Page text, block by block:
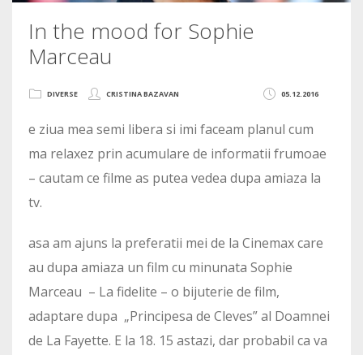
In the mood for Sophie
Marceau
05.12.2016
DIVERSE CRISTINA BAZAVAN
e ziua mea semi libera si imi faceam planul cum
ma relaxez prin acumulare de informatii frumoae
– cautam ce filme as putea vedea dupa amiaza la
tv.
asa am ajuns la preferatii mei de la Cinemax care
au dupa amiaza un film cu minunata Sophie
Marceau – La fidelite – o bijuterie de film,
adaptare dupa „Principesa de Cleves” al Doamnei
de La Fayette. E la 18. 15 astazi, dar probabil ca va